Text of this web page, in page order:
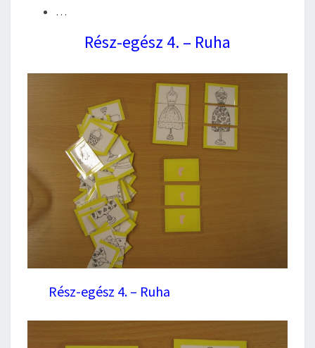
…
Rész-egész 4. – Ruha
Rész-egész 4. – Ruha